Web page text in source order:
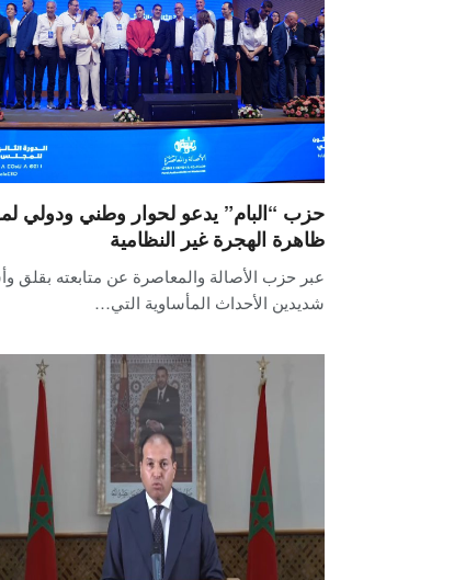
حزب “البام” يدعو لحوار وطني ودولي
ظاهرة الهجرة غير النظامية
عبر حزب الأصالة والمعاصرة عن متابعته بقلق
شديدين الأحداث المأساوية التي…